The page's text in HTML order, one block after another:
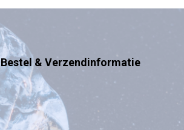
Bestel & Verzendinformatie